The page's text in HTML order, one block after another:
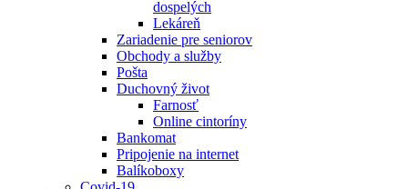
dospelých
Lekáreň
Zariadenie pre seniorov
Obchody a služby
Pošta
Duchovný život
Farnosť
Online cintoríny
Bankomat
Pripojenie na internet
Balíkoboxy